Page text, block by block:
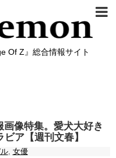
Of Z』総合情報サイト
像特集。愛犬大好き
ア【週刊文春】
, 女優